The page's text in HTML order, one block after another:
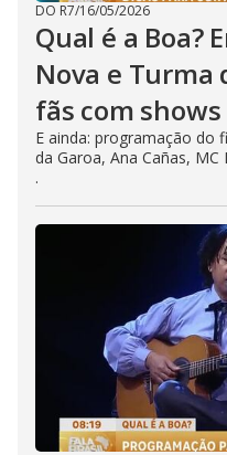
DO R7/16/05/2026
Qual é a Boa?
Nova e Turma
fãs com
E ainda: programação do
da Garoa, Ana Cañas,
.